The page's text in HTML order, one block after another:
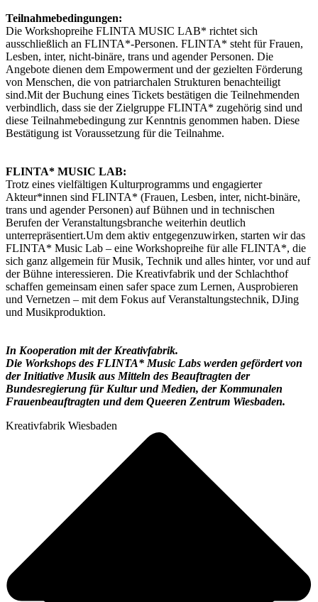
Teilnahmebedingungen:
Die Workshopreihe FLINTA MUSIC LAB* richtet sich
ausschließlich an FLINTA*-Personen. FLINTA* steht für Frauen,
Lesben, inter, nicht-binäre, trans und agender Personen. Die
Angebote dienen dem Empowerment und der gezielten Förderung
von Menschen, die von patriarchalen Strukturen benachteiligt
sind.Mit der Buchung eines Tickets bestätigen die Teilnehmenden
verbindlich, dass sie der Zielgruppe FLINTA* zugehörig sind und
diese Teilnahmebedingung zur Kenntnis genommen haben. Diese
Bestätigung ist Voraussetzung für die Teilnahme.
FLINTA* MUSIC LAB:
Trotz eines vielfältigen Kulturprogramms und engagierter
Akteur*innen sind FLINTA* (Frauen, Lesben, inter, nicht-binäre,
trans und agender Personen) auf Bühnen und in technischen
Berufen der Veranstaltungsbranche weiterhin deutlich
unterrepräsentiert.Um dem aktiv entgegenzuwirken, starten wir das
FLINTA* Music Lab – eine Workshopreihe für alle FLINTA*, die
sich ganz allgemein für Musik, Technik und alles hinter, vor und auf
der Bühne interessieren. Die Kreativfabrik und der Schlachthof
schaffen gemeinsam einen safer space zum Lernen, Ausprobieren
und Vernetzen – mit dem Fokus auf Veranstaltungstechnik, DJing
und Musikproduktion.
In Kooperation mit der Kreativfabrik.
Die Workshops des FLINTA* Music Labs werden gefördert von
der Initiative Musik aus Mitteln des Beauftragten der
Bundesregierung für Kultur und Medien, der Kommunalen
Frauenbeauftragten und dem Queeren Zentrum Wiesbaden.
Kreativfabrik Wiesbaden